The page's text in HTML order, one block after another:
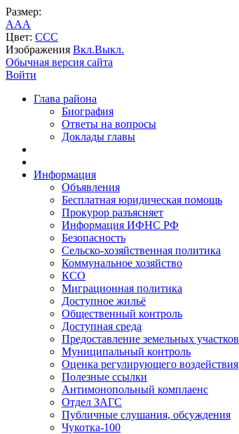
Размер:
AAA
Цвет: CCC
Изображения Вкл.Выкл.
Обычная версия сайта
Войти
Глава района
Биография
Ответы на вопросы
Доклады главы
Информация
Объявления
Бесплатная юридическая помощь
Прокурор разъясняет
Информация ИФНС РФ
Безопасность
Сельско-хозяйственная политика
Коммунальное хозяйство
КСО
Миграционная политика
Доступное жильё
Общественный контроль
Доступная среда
Предоставление земельных участков
Муниципальный контроль
Оценка регулирующего воздействия
Полезные ссылки
Антимонопольный комплаенс
Отдел ЗАГС
Публичные слушания, обсуждения
Чукотка-100